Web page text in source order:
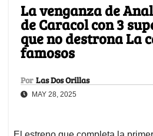
La venganza de
de Caracol con 3
que no destrona La
famosos
Por Las Dos Orillas
MAY 28, 2025